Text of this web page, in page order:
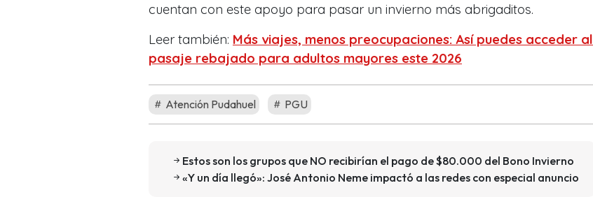
cuentan con este apoyo para pasar un invierno más abrigaditos.
Leer también: Más viajes, menos preocupaciones: Así puedes acceder al
pasaje rebajado para adultos mayores este 2026
Atención Pudahuel PGU
Estos son los grupos que NO recibirían el pago de $80.000 del Bono Invierno
«Y un día llegó»: José Antonio Neme impactó a las redes con especial anuncio